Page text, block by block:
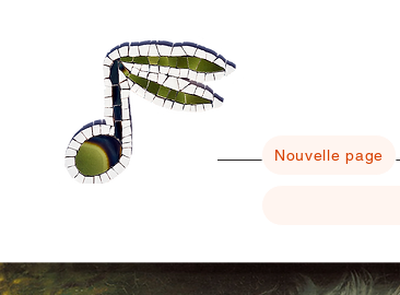
Nouvelle page